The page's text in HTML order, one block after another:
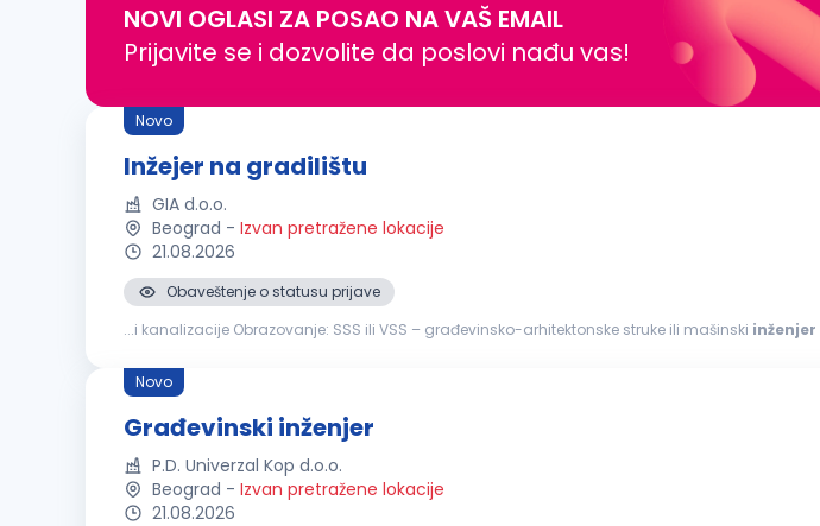
NOVI OGLASI ZA POSAO NA VAŠ EMAIL
Prijavite se i dozvolite da poslovi nađu vas!
Novo
Inžejer na gradilištu
GIA d.o.o.
Beograd - Izvan pretražene lokacije
21.08.2026
Obaveštenje o statusu prijave
...i kanalizacije Obrazovanje: SSS ili VSS – građevinsko-arhitektonske struke ili mašinski inženjer
Novo
Građevinski inženjer
P.D. Univerzal Kop d.o.o.
Beograd - Izvan pretražene lokacije
21.08.2026